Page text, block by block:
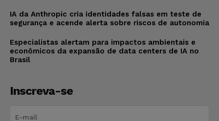
IA da Anthropic cria identidades falsas em teste de
segurança e acende alerta sobre riscos de autonomia
Especialistas alertam para impactos ambientais e
econômicos da expansão de data centers de IA no
Brasil
Inscreva-se